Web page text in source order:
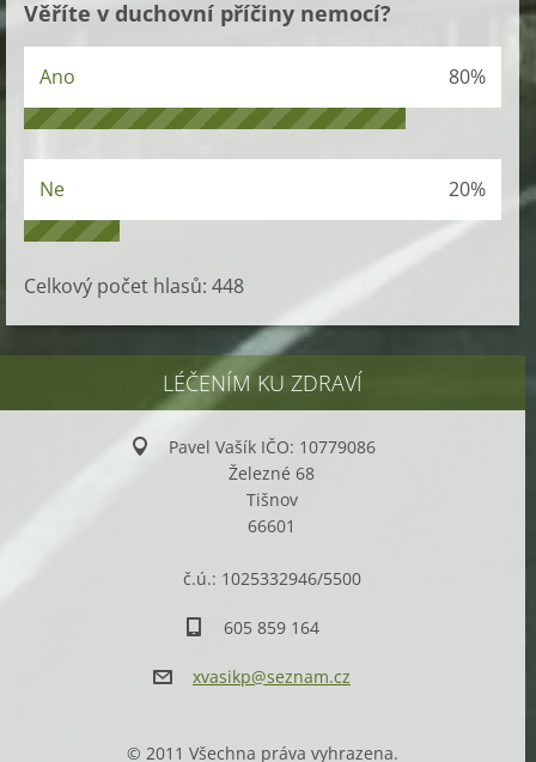
Věříte v duchovní příčiny nemocí?
Ano 80%
Ne 20%
Celkový počet hlasů: 448
LÉČENÍM KU ZDRAVÍ
Pavel Vašík IČO: 10779086
Železné 68
Tišnov
66601
č.ú.: 1025332946/5500
605 859 164
xvasikp@seznam.cz
© 2011 Všechna práva vyhrazena.